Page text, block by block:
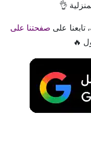
👌
على صفحتنا على
🔥